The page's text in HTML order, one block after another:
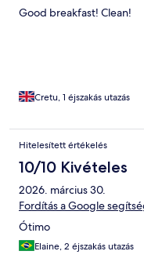
Good breakfast! Clean!
Cretu, 1 éjszakás utazás
Hitelesített értékelés
10/10 Kivételes
2026. március 30.
Fordítás a Google
Ótimo
Elaine, 2 éjszakás utazás